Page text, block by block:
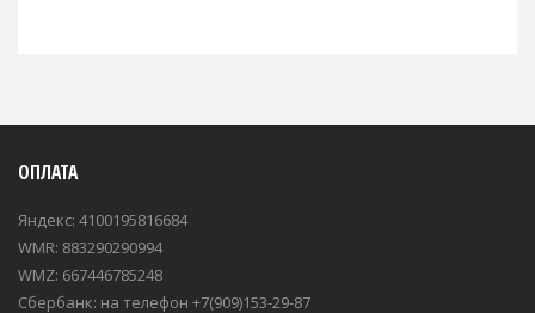
ОПЛАТА
Яндекс: 4100195816684
WMR: 883290290994
WMZ: 667446785248
Сбербанк: на телефон +7(909)153-29-87